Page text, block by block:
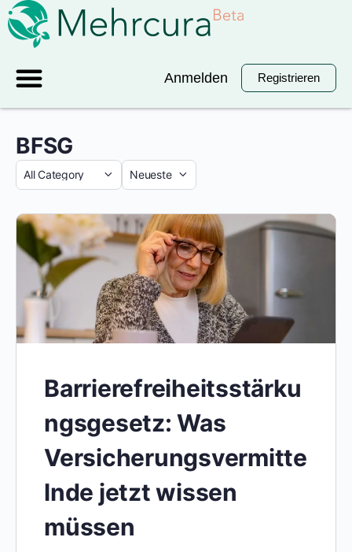
Anmelden Registrieren
BFSG
Barrierefreiheitsstärku
ngsgesetz: Was
Versicherungsvermitte
lnde jetzt wissen
müssen